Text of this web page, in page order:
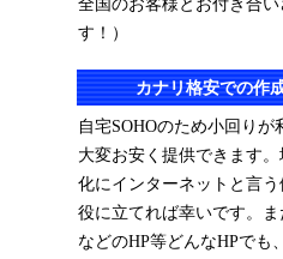
す！）
カナリ格安での作
自宅SOHOのため小回り
大変お安く提供できます
化にインターネットと言
役に立てれば幸いです。
などのHP等どんなHPでも